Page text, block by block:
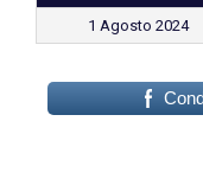
1 Agosto 2024